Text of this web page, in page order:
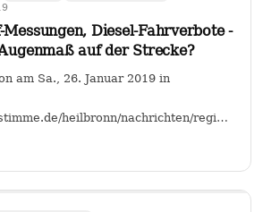
Diesel-Fahrverbote -
auf der Strecke?
am Sa., 26. Januar 2019 in
heilbronn/nachrichten/region/